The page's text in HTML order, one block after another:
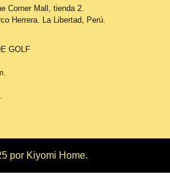
Corner Mall, tienda 2.
Herrera. La Libertad, Perú.
GOLF
por Kiyomi Home.